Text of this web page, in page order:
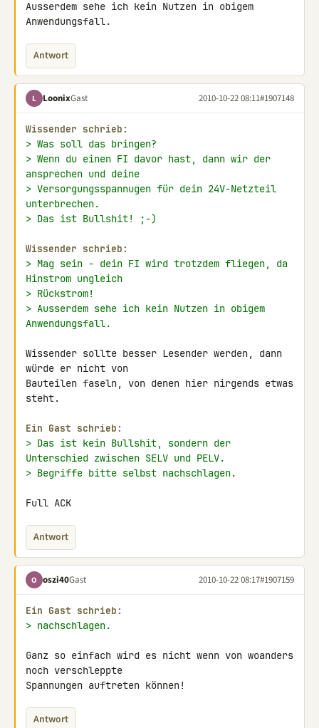
Ausserdem sehe ich kein Nutzen in obigem
Anwendungsfall.
Antwort
L LoonixGast 2010-10-22 08:11#1907148
Wissender schrieb:
> Was soll das bringen?
> Wenn du einen FI davor hast, dann wir der
ansprechen und deine
> Versorgungsspannugen für dein 24V-Netzteil
unterbrechen.
> Das ist Bullshit! ;-)
Wissender schrieb:
> Mag sein - dein FI wird trotzdem fliegen, da
Hinstrom ungleich
> Rückstrom!
> Ausserdem sehe ich kein Nutzen in obigem
Anwendungsfall.
Wissender sollte besser Lesender werden, dann
würde er nicht von
Bauteilen faseln, von denen hier nirgends etwas
steht.
Ein Gast schrieb:
> Das ist kein Bullshit, sondern der
Unterschied zwischen SELV und PELV.
> Begriffe bitte selbst nachschlagen.
Full ACK
Antwort
O oszi40Gast 2010-10-22 08:17#1907159
Ein Gast schrieb:
> nachschlagen.
Ganz so einfach wird es nicht wenn von woanders
noch verschleppte
Spannungen auftreten können!
Antwort